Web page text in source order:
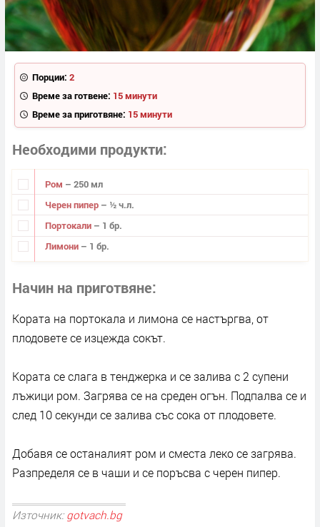
Порции: 2
Време за готвене: 15 минути
Време за приготвяне: 15 минути
Необходими продукти
Ром – 250 мл
Черен пипер – ½ ч.л.
Портокали – 1 бр.
Лимони – 1 бр.
Начин на приготвяне
Кората на портокала и лимона се настъргва, от
плодовете се изцежда сокът.
Кората се слага в тенджерка и се залива с 2 супени
лъжици ром. Загрява се на среден огън. Подпалва се и
след 10 секунди се залива със сока от плодовете.
Добавя се останалият ром и сместа леко се загрява.
Разпределя се в чаши и се поръсва с черен пипер.
Източник: gotvach.bg